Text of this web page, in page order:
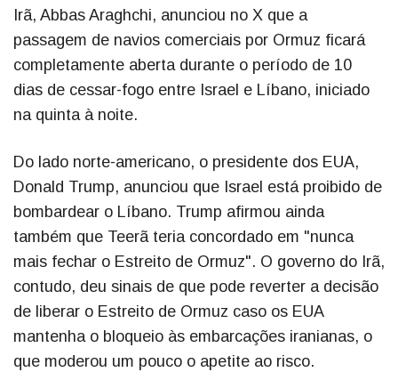
Irã, Abbas Araghchi, anunciou no X que a
passagem de navios comerciais por Ormuz ficará
completamente aberta durante o período de 10
dias de cessar-fogo entre Israel e Líbano, iniciado
na quinta à noite.
Do lado norte-americano, o presidente dos EUA,
Donald Trump, anunciou que Israel está proibido de
bombardear o Líbano. Trump afirmou ainda
também que Teerã teria concordado em "nunca
mais fechar o Estreito de Ormuz". O governo do Irã,
contudo, deu sinais de que pode reverter a decisão
de liberar o Estreito de Ormuz caso os EUA
mantenha o bloqueio às embarcações iranianas, o
que moderou um pouco o apetite ao risco.